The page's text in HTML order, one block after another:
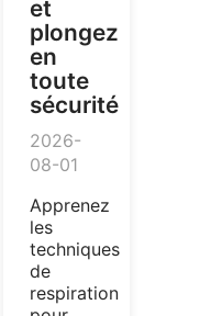
et
plongez
en
toute
sécurité
2026-
08-01
Apprenez
les
techniques
de
respiration